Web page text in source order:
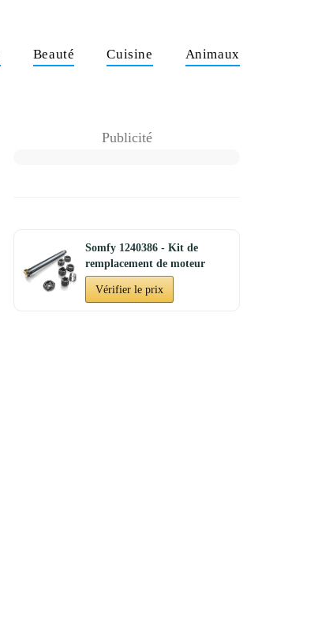
Beauté Cuisine Animaux
Publicité
Somfy 1240386 - Kit de
remplacement de moteur
pour...
Vérifier le prix